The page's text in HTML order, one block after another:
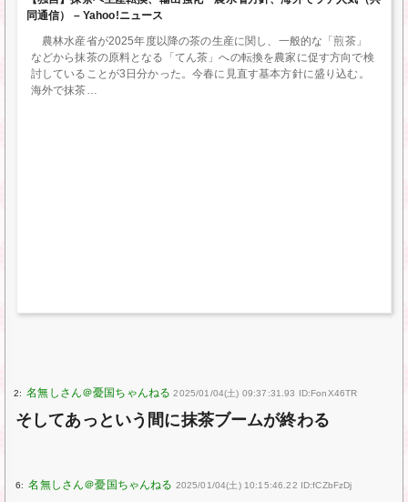
同通信） – Yahoo!ニュース
農林水産省が2025年度以降の茶の生産に関し、一般的な「煎茶」
などから抹茶の原料となる「てん茶」への転換を農家に促す方向で検
討していることが3日分かった。今春に見直す基本方針に盛り込む。
海外で抹茶
2: 2025/01/04(土) 09:37:31.93 ID:FonX46TR
そしてあっという間に抹茶ブームが終わる
6: 2025/01/04(土) 10:15:46.22 ID:fCZbFzDj